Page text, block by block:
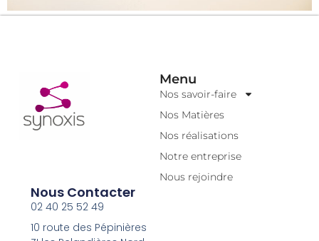
Menu
Nos savoir-faire
Nos Matières
Nos réalisations
Notre entreprise
Nous rejoindre
Nous Contacter
02 40 25 52 49
10 route des Pépinières